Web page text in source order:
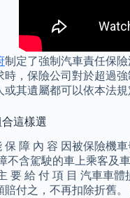
制定了強制汽車責任保
，保險公司對於超過
其遺屬都可以依本法
這樣選
障 內 容 因被保險
含駕駛的車上乘客及
要 給 付 項 目 汽車車
付之，不再扣除折舊